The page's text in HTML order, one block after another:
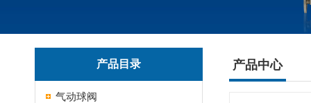
产品目录
气动球阀
产品中心